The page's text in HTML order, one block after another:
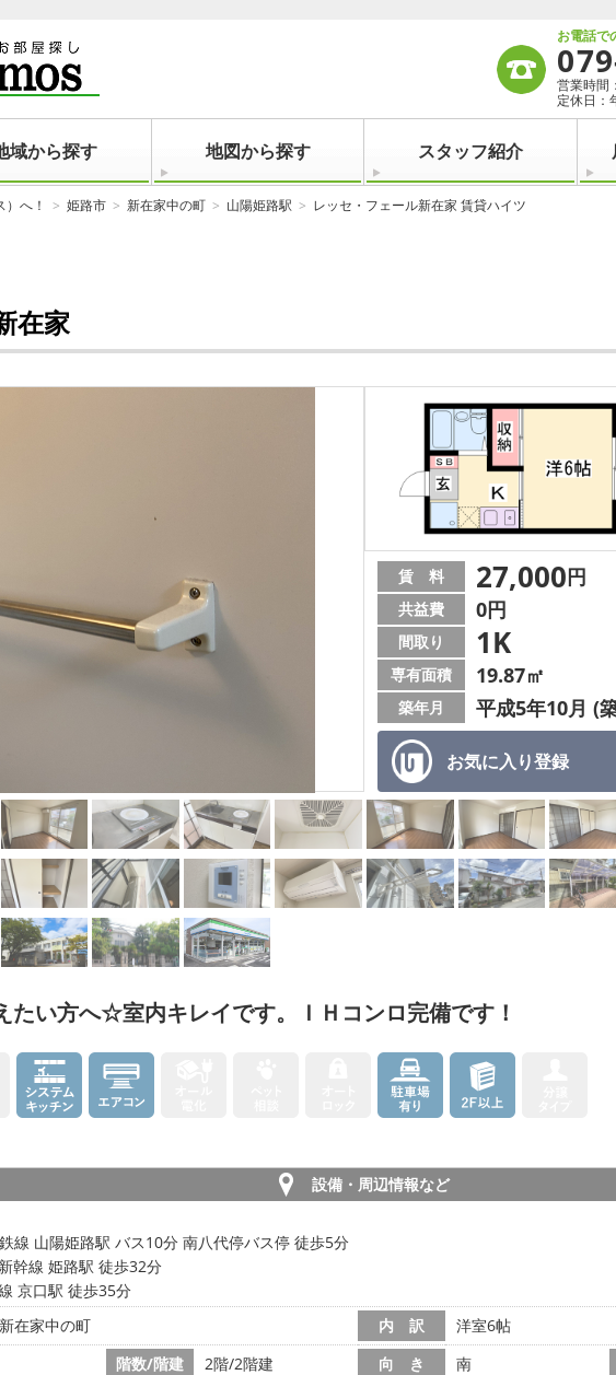
お電話で
営業時間
定休日：
域から探す 地図から探す スタッフ紹介
へ！ 姫路市 新在家中の町 山陽姫路駅 レッセ・フェール新在家 賃貸ハイツ
在家
お気に入り登録
賃 料 27,000円
共益費 0円
間取り 1K
専有面積 19.87㎡
築年月 平成5年10月 (
たい方へ☆室内キレイです。ＩＨコンロ完備です！
設備・周辺情報など
線 山陽姫路駅 バス10分 南八代停バス停 徒歩5分
幹線 姫路駅 徒歩32分
京口駅 徒歩35分
在家中の町 内 訳
洋室6帖
階数/階建 2階/2階建 向 き 南